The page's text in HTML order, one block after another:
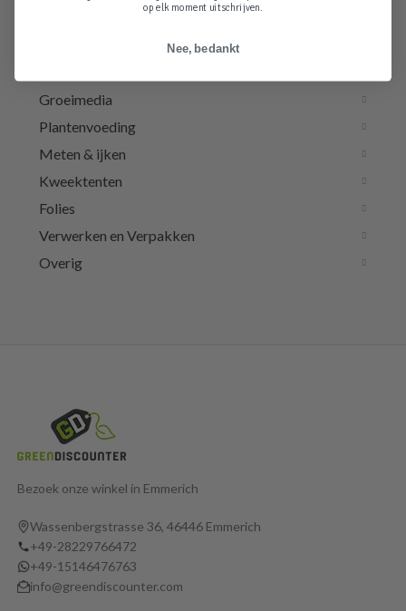
Groeimedia
Plantenvoeding
Meten & ijken
Kweektenten
Folies
Verwerken en Verpakken
Overig
Bezoek onze winkel in Emmerich
Wassenbergstrasse 36, 46446 Emmerich
+49-28229766472
+49-15146476763
info@greendiscounter.com
op elk moment uitschrijven.
Nee, bedankt